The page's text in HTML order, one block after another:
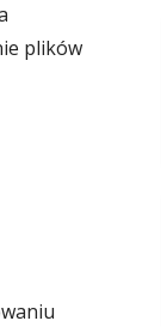
plików